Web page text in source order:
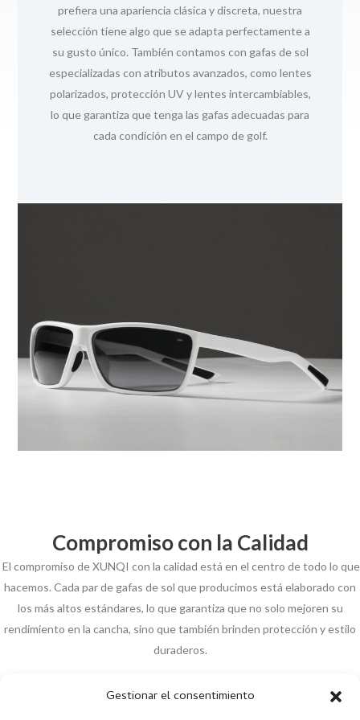
Gestionar el consentimiento
prefiera una apariencia clásica y discreta, nuestra
selección tiene algo que se adapta perfectamente a
su gusto único. También contamos con gafas de sol
especializadas con atributos avanzados, como lentes
polarizados, protección UV y lentes intercambiables,
lo que garantiza que tenga las gafas adecuadas para
cada condición en el campo de golf.
estilo personal. Nuestras instalaciones de producción
de última generación están totalmente equipadas
para ofrecer productos de alta calidad que cumplan
con sus especificaciones exactas. Esto significa que
puede contar con nosotros para producir gafas de sol
que combinen durabilidad, rendimiento y atractivo
estético.
Compromiso con la Calidad
El compromiso de XUNQI con la calidad está en el centro de todo lo que
hacemos. Cada par de gafas de sol que producimos está elaborado con
los más altos estándares, lo que garantiza que no solo mejoren su
rendimiento en la cancha, sino que también brinden protección y estilo
duraderos.